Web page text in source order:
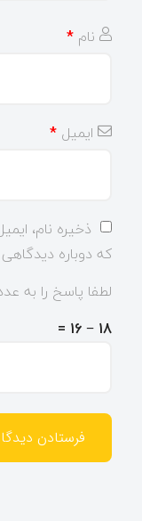
نام *
ایمیل *
ذخیره نام،
که دوباره
لطفا پاسخ را به
18 − 16 =